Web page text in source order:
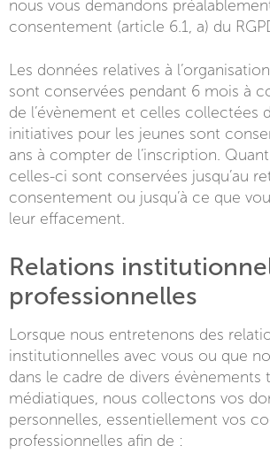
nous vous demandons
consentement (article 6.1, a) du
Les données relatives à
sont conservées pendant 6 mois à
de l’évènement et celles collectées
initiatives pour les jeunes sont
ans à compter de l’inscription.
celles-ci sont conservées jusqu’au
consentement ou jusqu’à ce que
leur effacement.
Relations
professionnelles
Lorsque nous entretenons des
institutionnelles avec vous ou que
dans le cadre de divers évènements
médiatiques, nous collectons vos
personnelles, essentiellement vos
professionnelles afin de :